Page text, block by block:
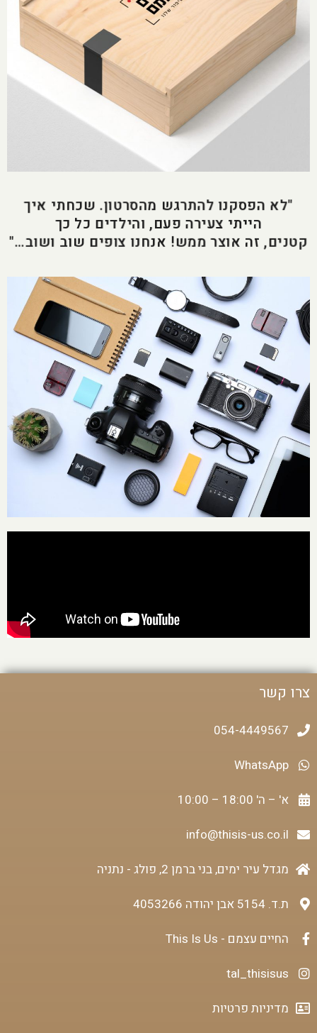
"לא הפסקנו להתרגש מהסרטון. שכחתי איך
הייתי צעירה פעם, והילדים כל כך
קטנים, זה אוצר ממש! אנחנו צופים שוב ושוב…"
צרו קשר
054-4449567
WhatsApp
א' – ה' 18:00 – 10:00
info@thisis-us.co.il
מגדל עיר ימים, בני ברמן 2, פולג - נתניה
ת.ד. 5154 אבן יהודה 4053266
החיים עצמם - This Is Us
tal_thisisus
מדיניות פרטיות